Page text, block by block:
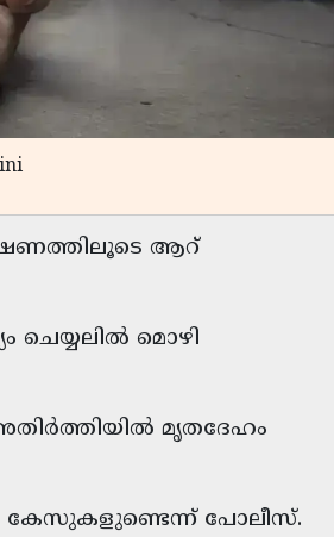
ആറ്
ചെയ്യലിൽ മൊഴി
മൃതദേഹം
കേസുകളുണ്ടെന്ന് പോലീസ്.